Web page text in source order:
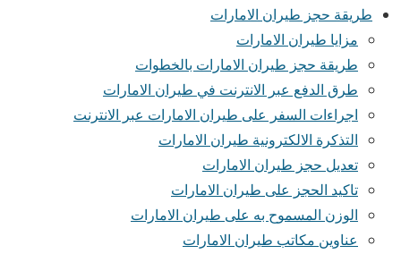
طريقة حجز طيران الامارات
مزايا طيران الامارات
طريقة حجز طيران الامارات بالخطوات
طرق الدفع عبر الانترنت في طيران الامارات
اجراءات السفر على طيران الامارات عبر الانترنت
التذكرة الالكترونية طيران الامارات
تعديل حجز طيران الامارات
تاكيد الحجز على طيران الامارات
الوزن المسموح به على طيران الامارات
عناوين مكاتب طيران الامارات